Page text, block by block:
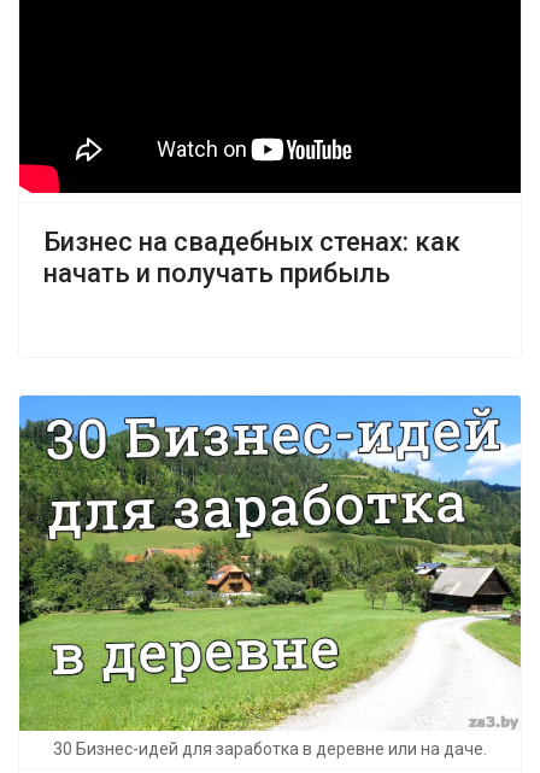
Бизнес на свадебных стенах: как
начать и получать прибыль
30 Бизнес-идей для заработка в деревне или на даче.